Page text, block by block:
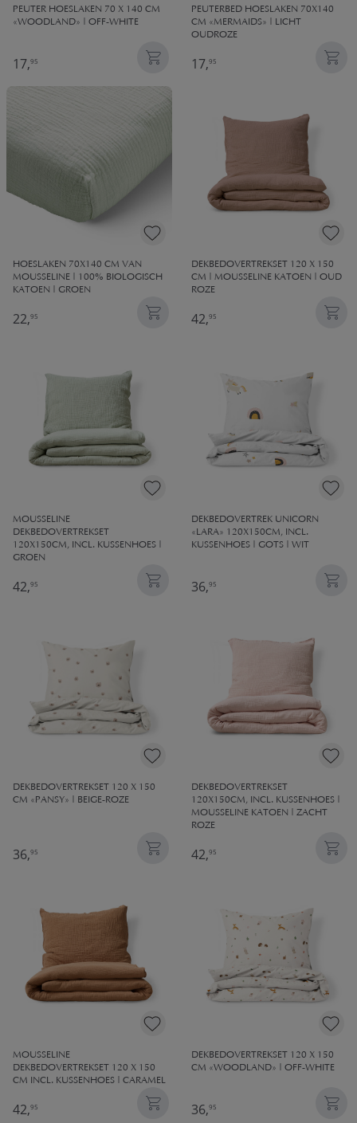
PEUTER HOESLAKEN 70 X 140 CM
«WOODLAND» | OFF-WHITE
17,95
PEUTERBED HOESLAKEN 70X140
CM «MERMAIDS» | LICHT
OUDROZE
17,95
HOESLAKEN 70X140 CM VAN
MOUSSELINE | 100% BIOLOGISCH
KATOEN | GROEN
22,95
DEKBEDOVERTREKSET 120 X 150
CM | MOUSSELINE KATOEN | OUD
ROZE
42,95
MOUSSELINE
DEKBEDOVERTREKSET
120X150CM, INCL. KUSSENHOES |
GROEN
42,95
DEKBEDOVERTREK UNICORN
«LARA» 120X150CM, INCL.
KUSSENHOES | GOTS | WIT
36,95
DEKBEDOVERTREKSET 120 X 150
CM «PANSY» | BEIGE-ROZE
36,95
DEKBEDOVERTREKSET
120X150CM, INCL. KUSSENHOES |
MOUSSELINE KATOEN | ZACHT
ROZE
42,95
MOUSSELINE
DEKBEDOVERTREKSET 120 X 150
CM INCL. KUSSENHOES | CARAMEL
42,95
DEKBEDOVERTREKSET 120 X 150
CM «WOODLAND» | OFF-WHITE
36,95